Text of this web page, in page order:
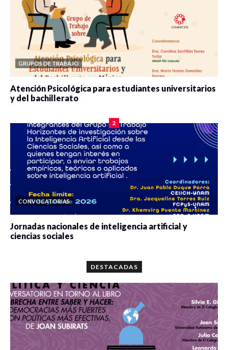
GRUPOS DE TRABAJO
Atención Psicológica para estudiantes universitarios
y del bachillerato
2
CONVOCATORIAS
Jornadas nacionales de inteligencia artificial y
ciencias sociales
DESTACADAS